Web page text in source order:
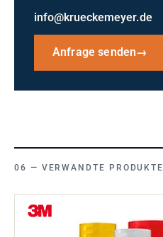
info@krueckemeyer.de
Anfrage senden→
VERWANDTE PRODUKTE